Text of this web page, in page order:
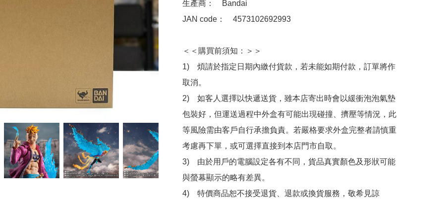
生產商：　Bandai
JAN code：　4573102692993
＜＜購買前須知：＞＞
1)　煩請於指定日期內繳付貨款，若未能如期付款，訂單將作
取消。
2)　如客人選擇以快遞送貨，雖本店寄出時會以緩衝泡泡氣墊
包裝好，但運送過程中外盒有可能出現碰撞、擠壓等情況，此
等風險需由客戶自行承擔負責。若嚴格要求外盒完整者請慎重
考慮再下單，或可選擇直接到本店門市自取。
3)　由於用戶的電腦設定各有不同，貨品真實顏色及形狀可能
與螢幕顯示的略有差異。
4)　特價商品恕不接受退貨、退款或換貨服務，敬希見諒